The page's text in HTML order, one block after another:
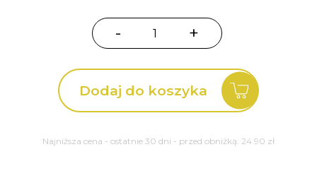
-
ilość
Russela
Phlomis
+
Dodaj do koszyka
Najniższa cena - ostatnie 30 dni - przed obniżką: 24.90 zł